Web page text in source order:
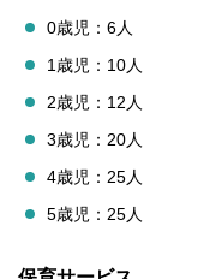
0歳児：6人
1歳児：10人
2歳児：12人
3歳児：20人
4歳児：25人
5歳児：25人